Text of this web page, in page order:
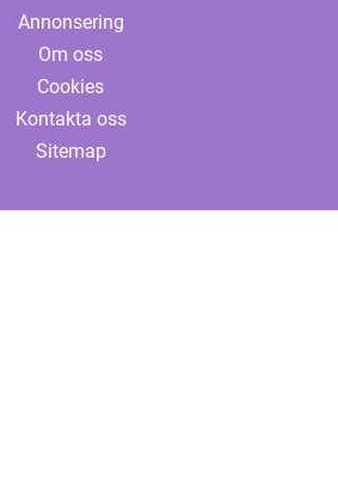
Annonsering
Om oss
Cookies
Kontakta oss
Sitemap